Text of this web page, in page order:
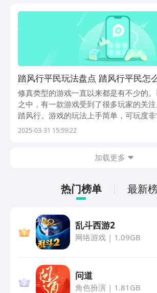
踏风行平民玩法盘点 踏风行平民怎
修真类型的游戏一直以来都是有不少的
之中，有一款游戏受到了很多玩家的关
踏风行。游戏的玩法上手简单，可玩度
为大家带来踏风行平民玩法介绍。不少玩
2025-03-31 15:59:22
加载更多
热门榜单 最新
乱斗西游2
网络游戏| 1.09GB
问道
角色扮演 | 1.81GB